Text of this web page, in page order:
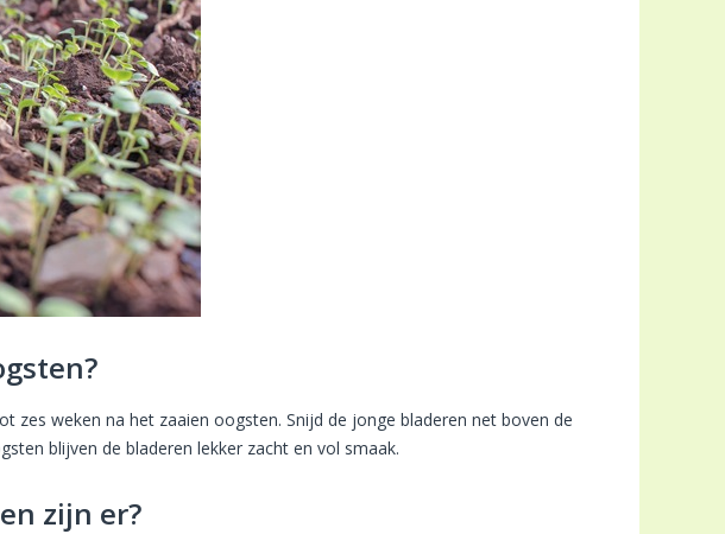
zes weken na het zaaien oogsten. Snijd de jonge bladeren net boven de
blijven de bladeren lekker zacht en vol smaak.
zijn er?